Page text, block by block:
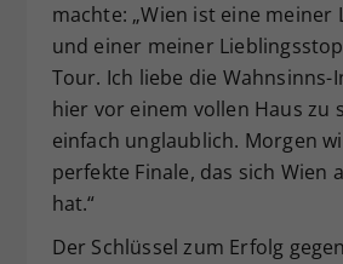
machte: „Wien ist eine meiner
und einer meiner
Tour. Ich liebe die
hier vor einem vollen Haus zu
einfach unglaublich. Morgen
perfekte Finale, das sich Wien
hat.“
Der Schlüssel zum Erfolg